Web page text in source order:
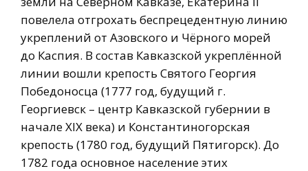
повелела отгрохать беспрецедентную линию
укреплений от Азовского и Чёрного морей
до Каспия. В состав Кавказской укреплённой
линии вошли крепость Святого Георгия
Победоносца (1777 год, будущий г.
Георгиевск – центр Кавказской губернии в
начале XIX века) и Константиногорская
крепость (1780 год, будущий Пятигорск). До
1782 года основное население этих